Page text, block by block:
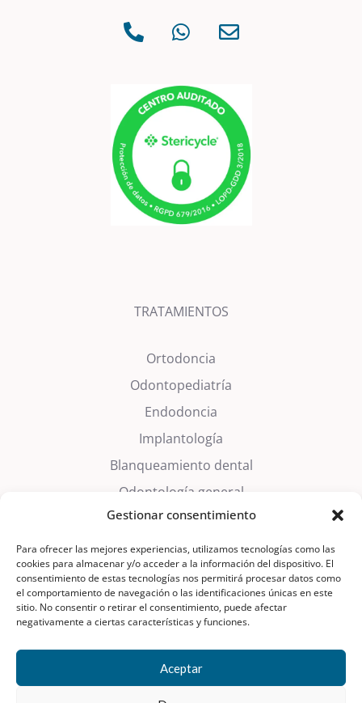
Gestionar consentimiento
Para ofrecer las mejores experiencias, utilizamos tecnologías como las
cookies para almacenar y/o acceder a la información del dispositivo. El
consentimiento de estas tecnologías nos permitirá procesar datos como
el comportamiento de navegación o las identificaciones únicas en este
sitio. No consentir o retirar el consentimiento, puede afectar
negativamente a ciertas características y funciones.
Aceptar
TRATAMIENTOS
Ortodoncia
Odontopediatría
Endodoncia
Implantología
Blanqueamiento dental
Odontología general
Estética dental
Trastornos del sueño
Prótesis dentales
Periodoncia
Cirugía Oral
Política de Privacidad